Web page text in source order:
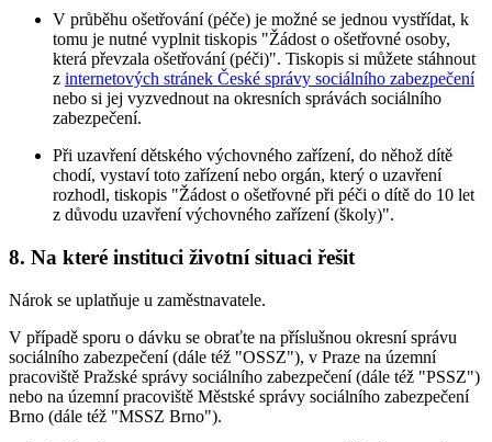
V průběhu ošetřování (péče) je možné se jednou vystřídat, k
tomu je nutné vyplnit tiskopis "Žádost o ošetřovné osoby,
která převzala ošetřování (péči)". Tiskopis si můžete stáhnout
z internetových stránek České správy sociálního zabezpečení
nebo si jej vyzvednout na okresních správách sociálního
zabezpečení.
Při uzavření dětského výchovného zařízení, do něhož dítě
chodí, vystaví toto zařízení nebo orgán, který o uzavření
rozhodl, tiskopis "Žádost o ošetřovné při péči o dítě do 10 let
z důvodu uzavření výchovného zařízení (školy)".
8. Na které instituci životní situaci řešit
Nárok se uplatňuje u zaměstnavatele.
V případě sporu o dávku se obraťte na příslušnou okresní správu
sociálního zabezpečení (dále též "OSSZ"), v Praze na územní
pracoviště Pražské správy sociálního zabezpečení (dále též "PSSZ")
nebo na územní pracoviště Městské správy sociálního zabezpečení
Brno (dále též "MSSZ Brno").